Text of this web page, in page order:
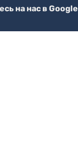
на нас в Google